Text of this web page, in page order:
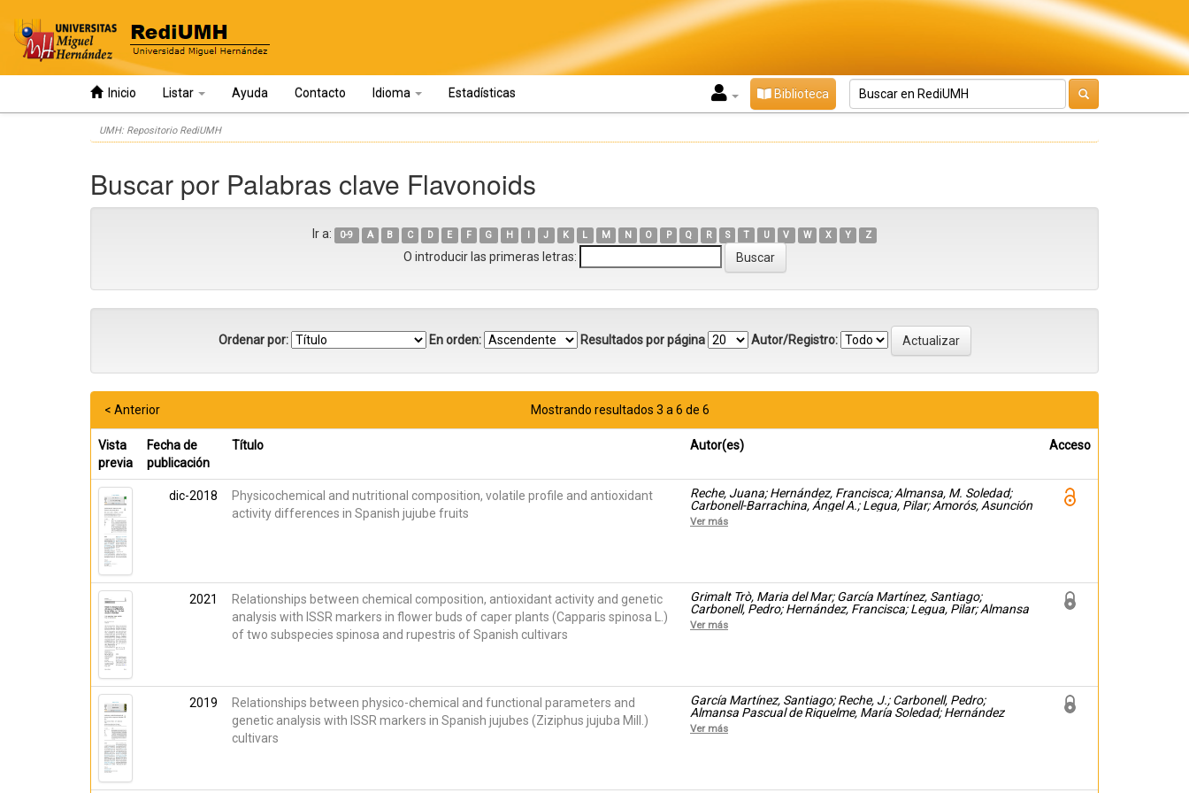
Inicio Listar Ayuda Contacto Idioma Estadísticas Biblioteca
UMH: Repositorio RediUMH
Buscar por Palabras clave Flavonoids
Ir a: 0-9 A B C D E F G H I J K L M N O P Q R S T U V W X Y Z
O introducir las primeras letras:
Ordenar por: En orden: Resultados por página Autor/Registro:
Mostrando resultados 3 a 6 de 6
< Anterior
Vista
previa
Fecha de
publicación
Título Autor(es) Acceso
dic-2018
Physicochemical and nutritional composition, volatile profile and antioxidant
activity differences in Spanish jujube fruits
Reche, Juana; Hernández, Francisca; Almansa, M. Soledad;
Carbonell-Barrachina, Ángel A.; Legua, Pilar; Amorós, Asunción
Ver más
2021
Relationships between chemical composition, antioxidant activity and genetic
analysis with ISSR markers in flower buds of caper plants (Capparis spinosa L.)
of two subspecies spinosa and rupestris of Spanish cultivars
Grimalt Trò, Maria del Mar; García Martínez, Santiago;
Carbonell, Pedro; Hernández, Francisca; Legua, Pilar; Almansa
Pascual de Riquelme, María Soledad; Amorós, Asunción
Ver más
2019
Relationships between physico-chemical and functional parameters and
genetic analysis with ISSR markers in Spanish jujubes (Ziziphus jujuba Mill.)
cultivars
García Martínez, Santiago; Reche, J.; Carbonell, Pedro;
Almansa Pascual de Riquelme, María Soledad; Hernández
García, Francisca; Legua, Pilar; Amorós, Asunción
Ver más